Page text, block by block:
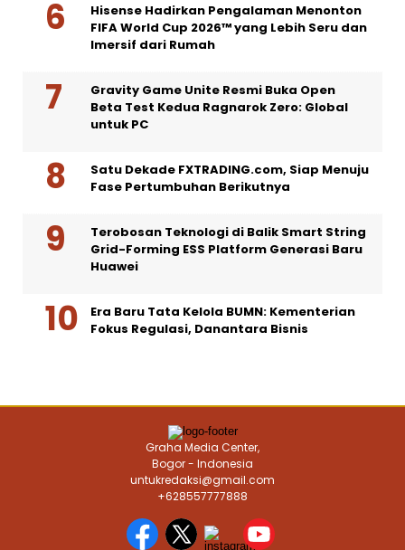
Hisense Hadirkan Pengalaman Menonton
FIFA World Cup 2026™ yang Lebih Seru dan
Imersif dari Rumah
Gravity Game Unite Resmi Buka Open
Beta Test Kedua Ragnarok Zero: Global
untuk PC
Satu Dekade FXTRADING.com, Siap Menuju
Fase Pertumbuhan Berikutnya
Terobosan Teknologi di Balik Smart String
Grid-Forming ESS Platform Generasi Baru
Huawei
Era Baru Tata Kelola BUMN: Kementerian
Fokus Regulasi, Danantara Bisnis
Graha Media Center,
Bogor - Indonesia
untukredaksi@gmail.com
+628557777888